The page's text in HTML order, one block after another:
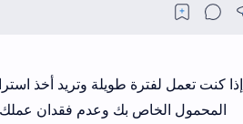
إذا كنت تعمل لفترة طويلة وتريد أخذ
المحمول الخاص بك وعدم فقدان